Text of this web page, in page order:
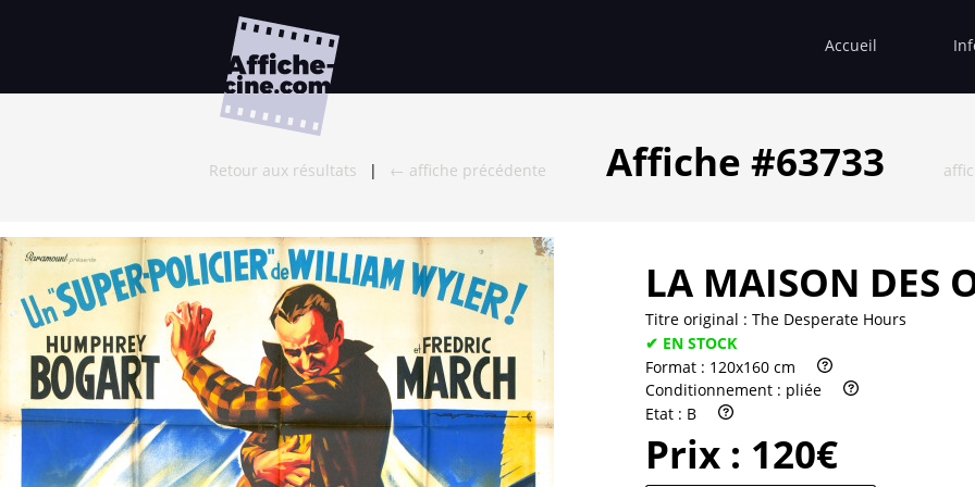
Accueil
Retour aux résultats | ← affiche précédente Affiche #63733
LA MAISON DES
Titre original : The Desperate Hours
✔ EN STOCK
Format : 120x160 cm
Conditionnement : pliée
Etat : B
Prix : 120€